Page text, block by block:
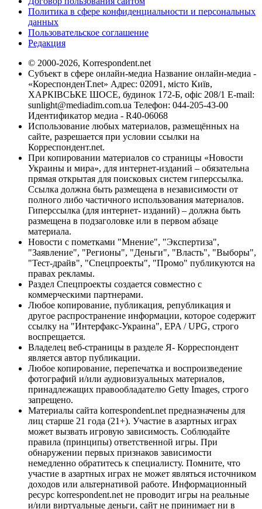
Политика в сфере конфиденциальности и персональных
данных
Пользовательское соглашение
Редакция
© 2000-2026, Korrespondent.net
Субъект в сфере онлайн-медиа Название онлайн-медиа -
«КореспонденТ.net» Адрес: 02091, місто Київ,
ХАРКІВСЬКЕ ШОСЕ, будинок 172-Б, офіс 208/1 E-mail:
sunlight@mediadim.com.ua Телефон: 044-205-43-00
Идентификатор медиа - R40-06068
Использование любых материалов, размещённых на
сайте, разрешается при условии ссылки на
Корреспондент.net.
При копировании материалов со страницы «Новости
Украины и мира», для интернет-изданий – обязательна
прямая открытая для поисковых систем гиперссылка.
Ссылка должна быть размещена в независимости от
полного либо частичного использования материалов.
Гиперссылка (для интернет- изданий) – должна быть
размещена в подзаголовке или в первом абзаце
материала.
Новости с пометками "Мнение", "Экспертиза",
"Заявление", "Регионы", "Деньги", "Власть", "Выборы",
"Тест-драйв", "Спецпроекты", "Промо" публикуются на
правах рекламы.
Раздел Спецпроекты создается совместно с
коммерческими партнерами.
Любое копирование, публикация, републикация и
другое распространение информации, которое содержит
ссылку на "Интерфакс-Украина", EPA / UPG, строго
воспрещается.
Владелец веб-страницы в разделе Я- Корреспондент
является автор публикации.
Любое копирование, перепечатка и воспроизведение
фотографий и/или аудиовизуальных материалов,
принадлежащих правообладателю Getty Images, строго
запрещено.
Материалы сайта korrespondent.net предназначены для
лиц старше 21 года (21+). Участие в азартных играх
может вызвать игровую зависимость. Соблюдайте
правила (принципы) ответственной игры. При
обнаружении первых признаков зависимости
немедленно обратитесь к специалисту. Помните, что
участие в азартных играх не может являться источником
доходов или альтернативой работе. Информационный
ресурс korrespondent.net не проводит игры на реальные
и/или виртуальные деньги, сайт не принимает ни в